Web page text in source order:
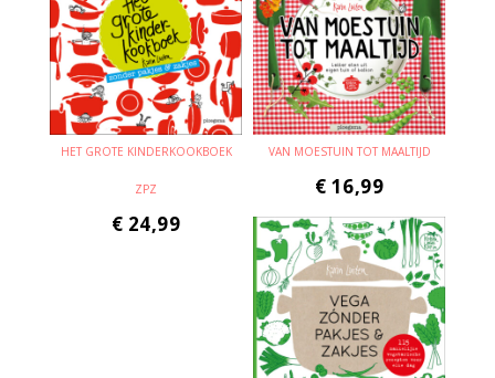
HET GROTE KINDERKOOKBOEK
ZPZ
€ 24,99
VAN MOESTUIN TOT MAALTIJD
€ 16,99